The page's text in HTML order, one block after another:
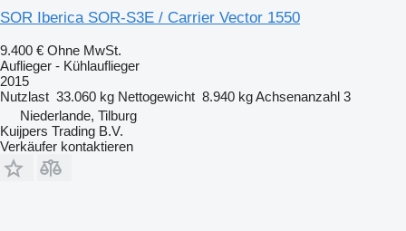
SOR Iberica SOR-S3E / Carrier Vector 1550
9.400 € Ohne MwSt.
Auflieger - Kühlauflieger
2015
Nutzlast 33.060 kg Nettogewicht 8.940 kgAchsenanzahl 3
Niederlande, Tilburg
Kuijpers Trading B.V.
Verkäufer kontaktieren